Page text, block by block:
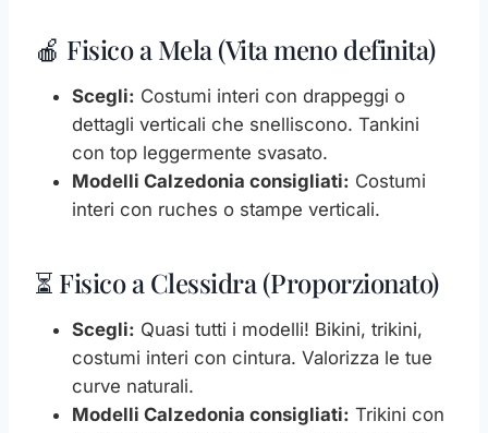
🍎 Fisico a Mela (Vita meno definita)
Scegli: Costumi interi con drappeggi o
dettagli verticali che snelliscono. Tankini
con top leggermente svasato.
Modelli Calzedonia consigliati: Costumi
interi con ruches o stampe verticali.
⏳ Fisico a Clessidra (Proporzionato)
Scegli: Quasi tutti i modelli! Bikini, trikini,
costumi interi con cintura. Valorizza le tue
curve naturali.
Modelli Calzedonia consigliati: Trikini con